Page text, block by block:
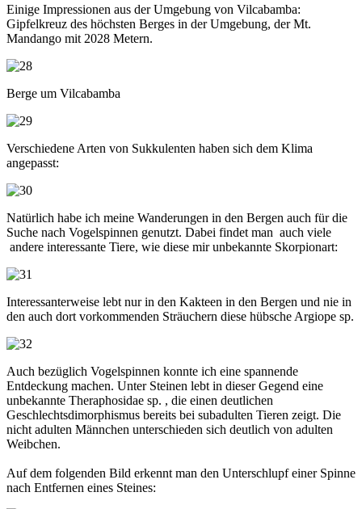
Einige Impressionen aus der Umgebung von Vilcabamba:
Gipfelkreuz des höchsten Berges in der Umgebung, der Mt.
Mandango mit 2028 Metern.
Berge um Vilcabamba
Verschiedene Arten von Sukkulenten haben sich dem Klima
angepasst:
Natürlich habe ich meine Wanderungen in den Bergen auch für die
Suche nach Vogelspinnen genutzt. Dabei findet man auch viele
andere interessante Tiere, wie diese mir unbekannte Skorpionart:
Interessanterweise lebt nur in den Kakteen in den Bergen und nie in
den auch dort vorkommenden Sträuchern diese hübsche Argiope sp.
Auch bezüglich Vogelspinnen konnte ich eine spannende
Entdeckung machen. Unter Steinen lebt in dieser Gegend eine
unbekannte Theraphosidae sp. , die einen deutlichen
Geschlechtsdimorphismus bereits bei subadulten Tieren zeigt. Die
nicht adulten Männchen unterschieden sich deutlich von adulten
Weibchen.
Auf dem folgenden Bild erkennt man den Unterschlupf einer Spinne
nach Entfernen eines Steines: